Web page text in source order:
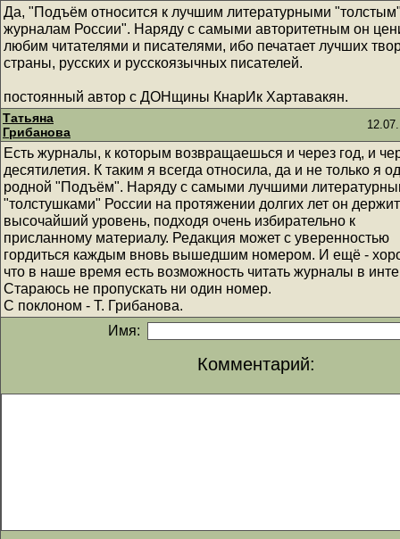
Да, "Подъём относится к лучшим литературными
журналам России". Наряду с самыми авторитетным он
любим читателями и писателями, ибо печатает лучших
страны, русских и русскоязычных писателей.
постоянный автор с ДОНщины КнарИк Хартавакян.
Татьяна
Грибанова
Есть журналы, к которым возвращаешься и через год, и
десятилетия. К таким я всегда относила, да и не только я
родной "Подъём". Наряду с самыми лучшими
"толстушками" России на протяжении долгих лет он держит
высочайший уровень, подходя очень избирательно к
присланному материалу. Редакция может с уверенностью
гордиться каждым вновь вышедшим номером. И ещё -
что в наше время есть возможность читать журналы в
Стараюсь не пропускать ни один номер.
С поклоном - Т. Грибанова.
Имя:
Комментарий: